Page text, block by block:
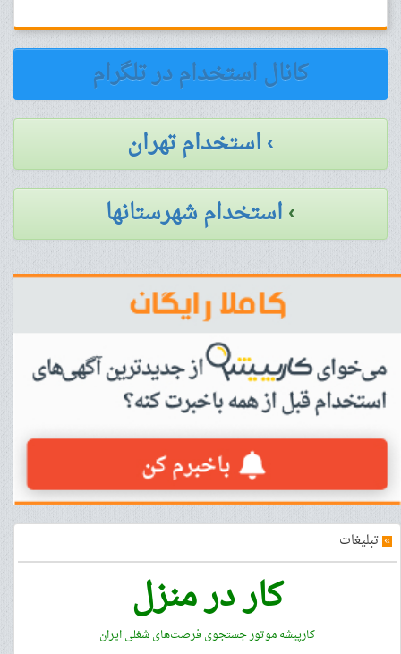
کانال استخدام در تلگرام
› استخدام تهران
›استخدام شهرستانها
» تبلیغات
کار در منزل
کارپیشه موتور جستجوی فرصت‌های شغلی ایران